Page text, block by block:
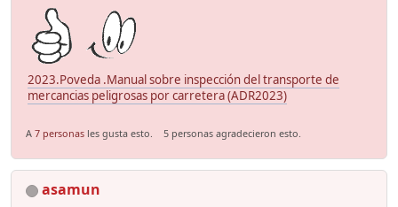
2023.Poveda .Manual sobre inspección del transporte de
mercancias peligrosas por carretera (ADR2023)
A 7 personas les gusta esto. 5 personas agradecieron esto.
asamun